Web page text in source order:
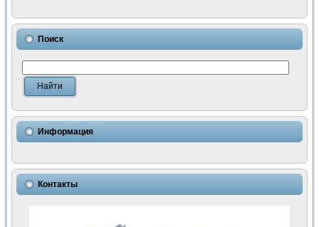
Поиск
Информация
Контакты